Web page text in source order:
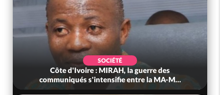
SOCIÉTÉ
Côte d'Ivoire : MIRAH, la guerre des
communiqués s'intensifie entre la MA-M...